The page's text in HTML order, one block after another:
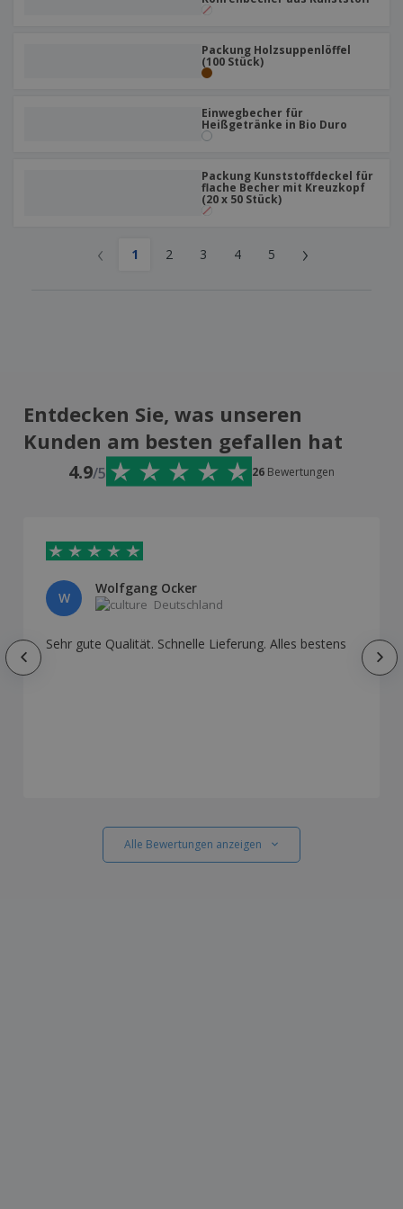
Packung Holzsuppenlöffel
(100 Stück)
Einwegbecher für
Heißgetränke in Bio Duro
Packung Kunststoffdeckel für
flache Becher mit Kreuzkopf
(20 x 50 Stück)
‹ 1 2 3 4 5 ›
Entdecken Sie, was unseren
Kunden am besten gefallen hat
4.9/5 26 Bewertungen
W
Wolfgang Ocker
Deutschland
Sehr gute Qualität. Schnelle Lieferung. Alles bestens
Alle Bewertungen anzeigen